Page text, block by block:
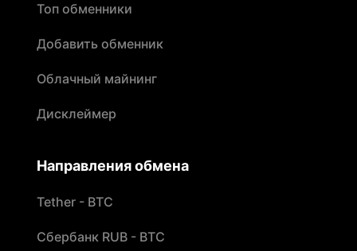
Топ обменники
Добавить обменник
Облачный майнинг
Дисклеймер
Направления обмена
Tether - BTC
Сбербанк RUB - BTC